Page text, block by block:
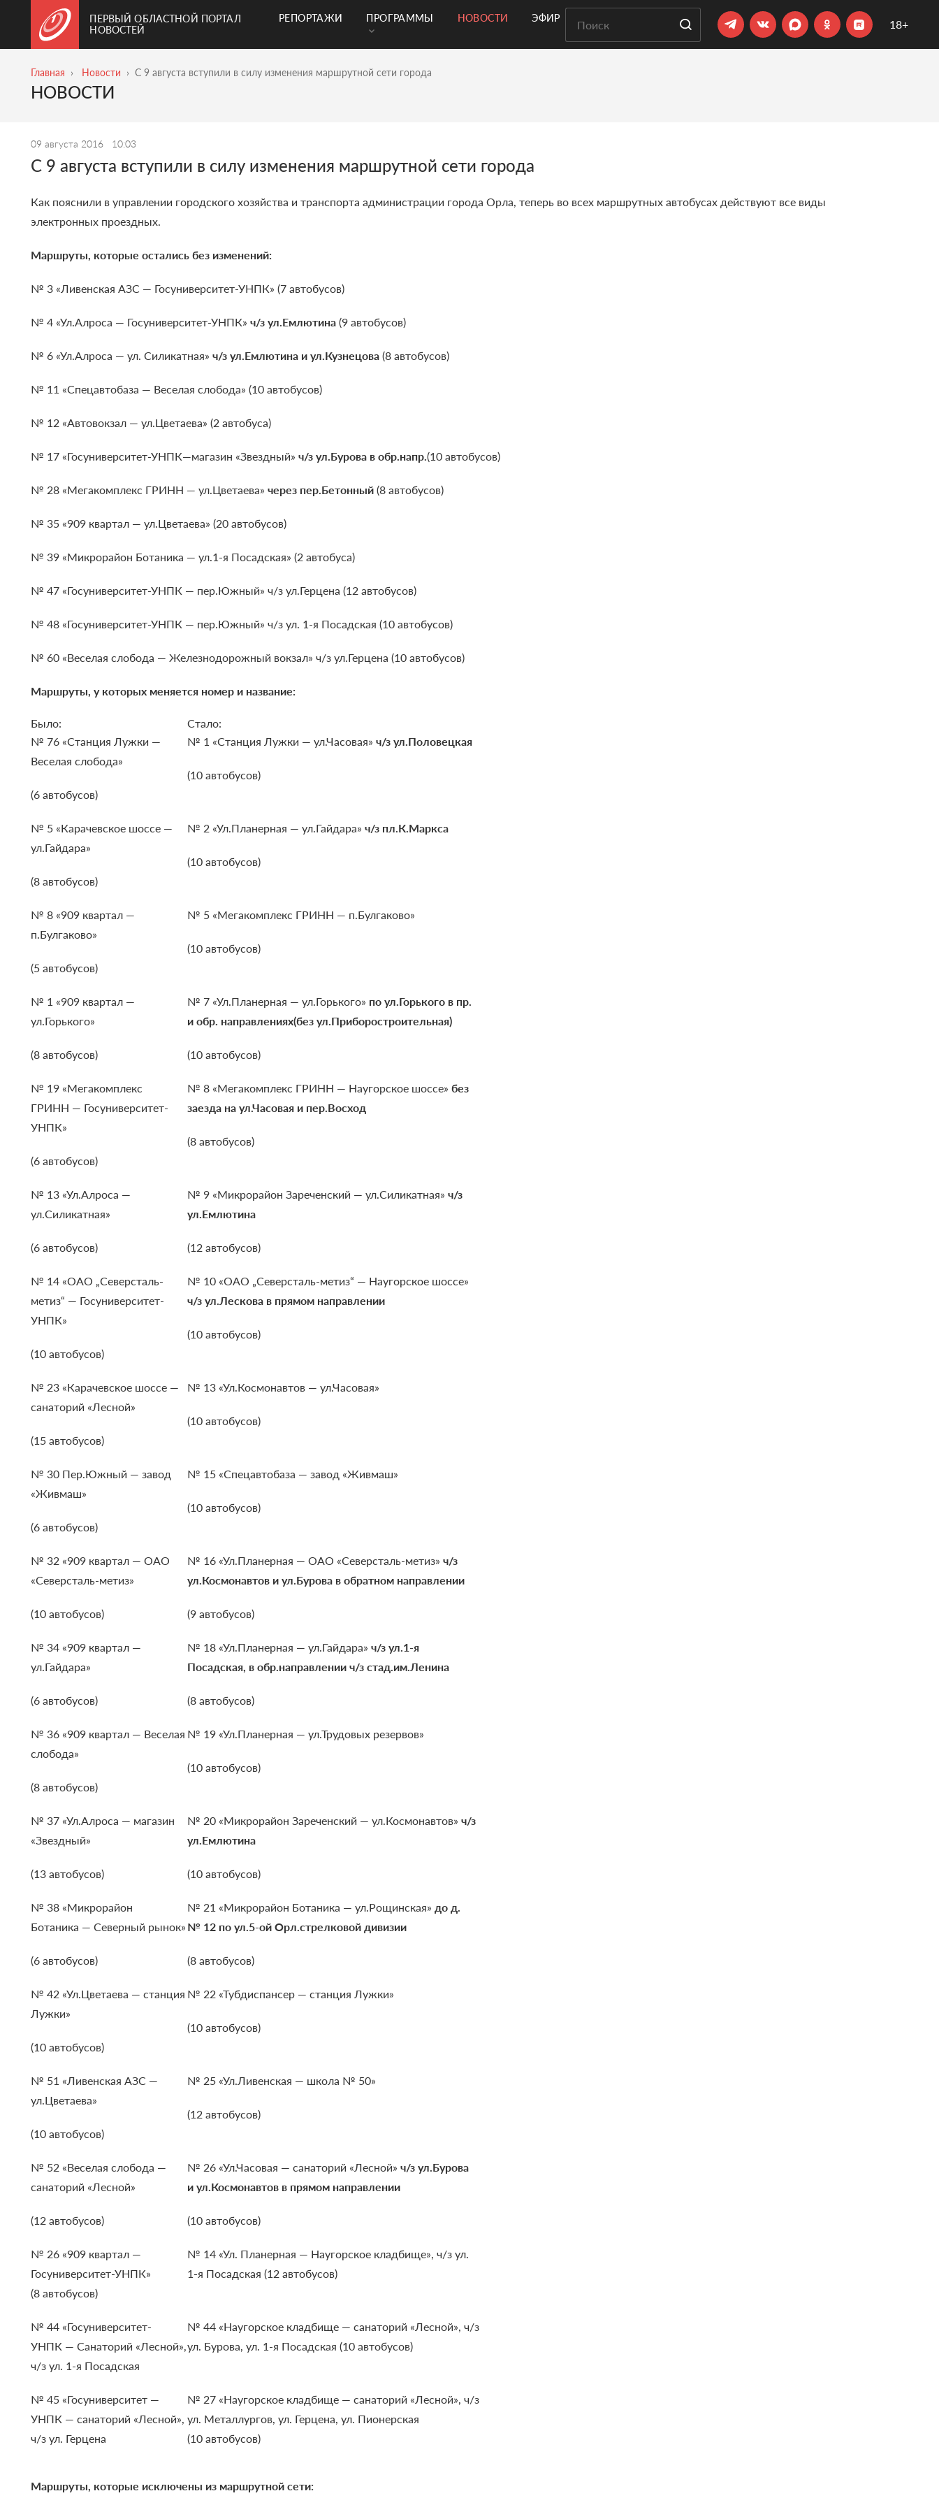
ПЕРВЫЙ ОБЛАСТНОЙ ПОРТАЛ
НОВОСТЕЙ
РЕПОРТАЖИ ПРОГРАММЫ НОВОСТИ ЭФИР 18+
Главная Новости C 9 августа вступили в силу изменения маршрутной сети города
НОВОСТИ
09 августа 2016 10:03
C 9 августа вступили в силу изменения маршрутной сети города
Как пояснили в управлении городского хозяйства и транспорта администрации города Орла, теперь во всех маршрутных автобусах действуют все виды
электронных проездных.
Маршруты, которые остались без изменений:
№ 3 «Ливенская АЗС — Госуниверситет-УНПК» (7 автобусов)
№ 4 «Ул.Алроса — Госуниверситет-УНПК»ч/з ул.Емлютина (9 автобусов)
№ 6 «Ул.Алроса — ул. Силикатная»ч/з ул.Емлютина и ул.Кузнецова (8 автобусов)
№ 11 «Спецавтобаза — Веселая слобода» (10 автобусов)
№ 12 «Автовокзал — ул.Цветаева» (2 автобуса)
№ 17 «Госуниверситет-УНПК—магазин «Звездный» ч/з ул.Бурова в обр.напр.(10 автобусов)
№ 28 «Мегакомплекс ГРИНН — ул.Цветаева»через пер.Бетонный (8 автобусов)
№ 35 «909 квартал — ул.Цветаева» (20 автобусов)
№ 39 «Микрорайон Ботаника — ул.1-я Посадская» (2 автобуса)
№ 47 «Госуниверситет-УНПК — пер.Южный» ч/з ул.Герцена (12 автобусов)
№ 48 «Госуниверситет-УНПК — пер.Южный» ч/з ул. 1-я Посадская (10 автобусов)
№ 60 «Веселая слобода — Железнодорожный вокзал» ч/з ул.Герцена (10 автобусов)
Маршруты, у которых меняется номер и название:
Было:
Стало:
№ 76 «Станция Лужки —
Веселая слобода»
(6 автобусов)
№ 1 «Станция Лужки — ул.Часовая»ч/з ул.Половецкая
(10 автобусов)
№ 5 «Карачевское шоссе —
ул.Гайдара»
(8 автобусов)
№ 2 «Ул.Планерная — ул.Гайдара»ч/з пл.К.Маркса
(10 автобусов)
№ 8 «909 квартал —
п.Булгаково»
(5 автобусов)
№ 5 «Мегакомплекс ГРИНН — п.Булгаково»
(10 автобусов)
№ 1 «909 квартал —
ул.Горького»
(8 автобусов)
№ 7 «Ул.Планерная — ул.Горького» по ул.Горького в пр.
и обр. направлениях(без ул.Приборостроительная)
(10 автобусов)
№ 19 «Мегакомплекс
ГРИНН — Госуниверситет-
УНПК»
(6 автобусов)
№ 8 «Мегакомплекс ГРИНН — Наугорское шоссе»без
заезда на ул.Часовая и пер.Восход
(8 автобусов)
№ 13 «Ул.Алроса —
ул.Силикатная»
(6 автобусов)
№ 9 «Микрорайон Зареченский — ул.Силикатная»ч/з
ул.Емлютина
(12 автобусов)
№ 14 «ОАО „Северсталь-
метиз“ — Госуниверситет-
УНПК»
(10 автобусов)
№ 10 «ОАО „Северсталь-метиз“ — Наугорское шоссе»
ч/з ул.Лескова в прямом направлении
(10 автобусов)
№ 23 «Карачевское шоссе —
санаторий «Лесной»
(15 автобусов)
№ 13 «Ул.Космонавтов — ул.Часовая»
(10 автобусов)
№ 30 Пер.Южный — завод
«Живмаш»
(6 автобусов)
№ 15 «Спецавтобаза — завод «Живмаш»
(10 автобусов)
№ 32 «909 квартал — ОАО
«Северсталь-метиз»
(10 автобусов)
№ 16 «Ул.Планерная — ОАО «Северсталь-метиз»ч/з
ул.Космонавтов и ул.Бурова в обратном направлении
(9 автобусов)
№ 34 «909 квартал —
ул.Гайдара»
(6 автобусов)
№ 18 «Ул.Планерная — ул.Гайдара» ч/з ул.1-я
Посадская, в обр.направлении ч/з стад.им.Ленина
(8 автобусов)
№ 36 «909 квартал — Веселая
слобода»
(8 автобусов)
№ 19 «Ул.Планерная — ул.Трудовых резервов»
(10 автобусов)
№ 37 «Ул.Алроса — магазин
«Звездный»
(13 автобусов)
№ 20 «Микрорайон Зареченский — ул.Космонавтов»ч/з
ул.Емлютина
(10 автобусов)
№ 38 «Микрорайон
Ботаника — Северный рынок»
(6 автобусов)
№ 21 «Микрорайон Ботаника — ул.Рощинская» до д.
№ 12 по ул.5-ой Орл.стрелковой дивизии
(8 автобусов)
№ 42 «Ул.Цветаева — станция
Лужки»
(10 автобусов)
№ 22 «Тубдиспансер — станция Лужки»
(10 автобусов)
№ 51 «Ливенская АЗС —
ул.Цветаева»
(10 автобусов)
№ 25 «Ул.Ливенская — школа № 50»
(12 автобусов)
№ 52 «Веселая слобода —
санаторий «Лесной»
(12 автобусов)
№ 26 «Ул.Часовая — санаторий «Лесной»ч/з ул.Бурова
и ул.Космонавтов в прямом направлении
(10 автобусов)
№ 26 «909 квартал —
Госуниверситет-УНПК»
(8 автобусов)
№ 14 «Ул. Планерная — Наугорское кладбище», ч/з ул.
1-я Посадская (12 автобусов)
№ 44 «Госуниверситет-
УНПК — Санаторий «Лесной»,
ч/з ул. 1-я Посадская
№ 44 «Наугорское кладбище — санаторий «Лесной», ч/з
ул. Бурова, ул. 1-я Посадская (10 автобусов)
№ 45 «Госуниверситет —
УНПК — санаторий «Лесной»,
ч/з ул. Герцена
№ 27 «Наугорское кладбище — санаторий «Лесной», ч/з
ул. Металлургов, ул. Герцена, ул. Пионерская
(10 автобусов)
Маршруты, которые исключены из маршрутной сети: